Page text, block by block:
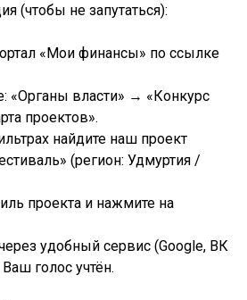
(чтобы не запутаться):
«Мои финансы» по ссылке
«Органы власти» → «Конкурс
проектов».
найдите наш проект
(регион: Удмуртия /
проекта и нажмите на
удобный сервис (Google, ВК
голос учтён.